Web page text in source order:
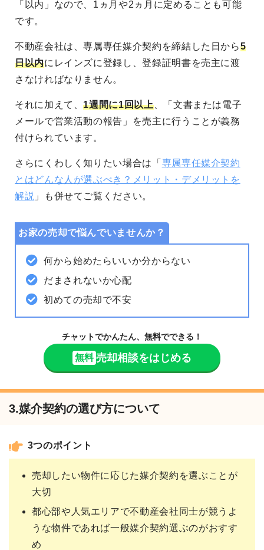
「以内」なので、1ヵ月や2ヵ月に定めることも可能
です。
不動産会社は、専属専任媒介契約を締結した日から5
日以内にレインズに登録し、登録証明書を売主に渡
さなければなりません。
それに加えて、1週間に1回以上、「文書または電子
メールで営業活動の報告」を売主に行うことが義務
付けられています。
さらにくわしく知りたい場合は「 専属専任媒介契約
とはどんな人が選ぶべき？メリット・デメリットを
解説 」も併せてご覧ください。
お家の売却で悩んでいませんか？
何から始めたらいいか分からない
だまされないか心配
初めての売却で不安
チャットでかんたん、無料でできる！
無料 売却相談をはじめる
3.媒介契約の選び方について
3つのポイント
売却したい物件に応じた媒介契約を選ぶことが
大切
都心部や人気エリアで不動産会社同士が競うよ
うな物件であれば一般媒介契約選ぶのがおすす
め